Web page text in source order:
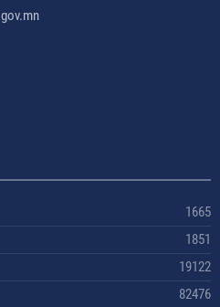
1665
1851
19122
82476